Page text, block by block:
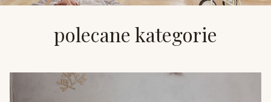
polecane kategorie